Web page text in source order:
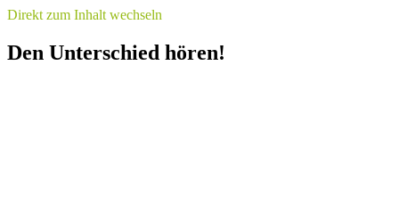
Direkt zum Inhalt wechseln
Den Unterschied hören!